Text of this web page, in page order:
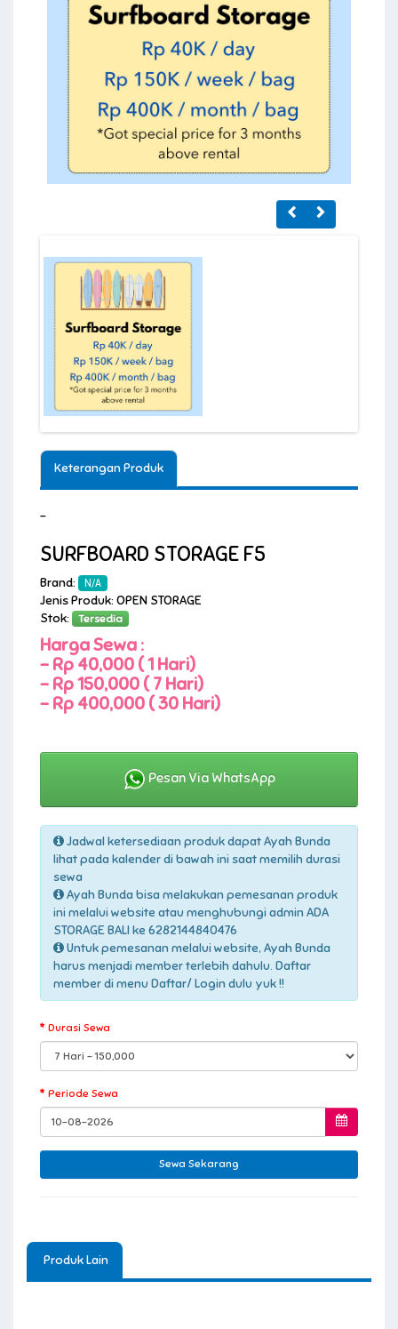
Keterangan Produk
-
SURFBOARD STORAGE F5
Brand: N/A
Jenis Produk: OPEN STORAGE
Stok:
Tersedia
Harga Sewa :
- Rp 40,000 ( 1 Hari)
- Rp 150,000 ( 7 Hari)
- Rp 400,000 ( 30 Hari)
Pesan Via WhatsApp
Jadwal ketersediaan produk dapat Ayah Bunda
lihat pada kalender di bawah ini saat memilih durasi
sewa
Ayah Bunda bisa melakukan pemesanan produk
ini melalui website atau menghubungi admin ADA
STORAGE BALI ke 6282144840476
Untuk pemesanan melalui website, Ayah Bunda
harus menjadi member terlebih dahulu. Daftar
member di menu Daftar/ Login dulu yuk !!
Durasi Sewa
Periode Sewa
Produk Lain